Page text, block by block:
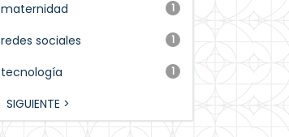
1
maternidad
1
redes sociales
1
tecnología
SIGUIENTE >